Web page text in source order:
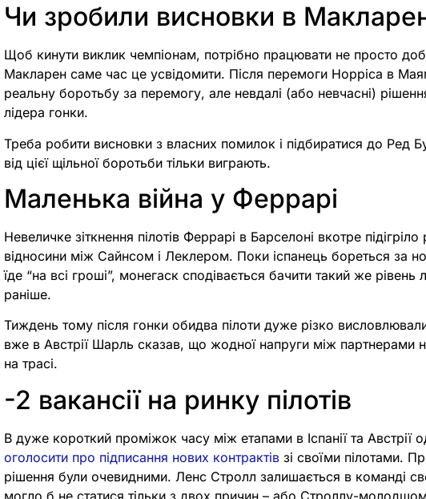
Чи зробили висновки в
Щоб кинути виклик чемпіонам, потрібно працювати не просто
Макларен саме час це усвідомити. Після перемоги Норріса в
реальну боротьбу за перемогу, але невдалі (або невчасні)
лідера гонки.
Треба робити висновки з власних помилок і підбиратися до Ред
від цієї щільної боротьби тільки виграють.
Маленька війна у Феррарі
Невеличке зіткнення пілотів Феррарі в Барселоні вкотре
відносини між Сайнсом і Леклером. Поки іспанець бореться за
їде “на всі гроші”, монегаск сподівається бачити такий же рівень
раніше.
Тиждень тому після гонки обидва пілоти дуже різко
вже в Австрії Шарль сказав, що жодної напруги між
на трасі.
-2 вакансії на ринку пілотів
В дуже короткий проміжок часу між етапами в Іспанії та Австрії
оголосити про підписання нових контрактів зі своїми пілотами.
рішення були очевидними. Ленс Стролл залишається в команді
могло б не статися тільки з двох причин – або Строллу-